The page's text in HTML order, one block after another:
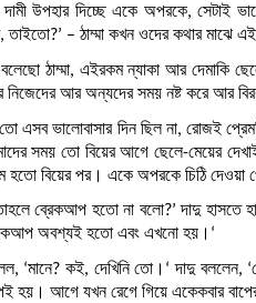
উপহার দিচ্ছে একে অপরকে, সেটাই
তাইতো?’ – ঠাম্মা কখন ওদের কথার মাঝে
ঠাম্মা, এইরকম ন্যাকা আর দেমাকি
আর অন্যদের সময় নষ্ট করে আর
ভালোবাসার দিন ছিল না, রোজই
সময় তো বিয়ের আগে ছেলে-মেয়ের
হতো বিয়ের পর। একে অপরকে চিঠি
ব্রেকআপ হতো না বলো?’ দাদু হাসতে
অবশ্যই হতো এবং এখনো হয়।‘
কই, দেখিনি তো।‘ দাদু বললেন,
আগে যখন রেগে গিয়ে একেকবার